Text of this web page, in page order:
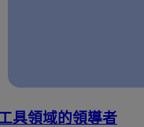
具領域的領導者